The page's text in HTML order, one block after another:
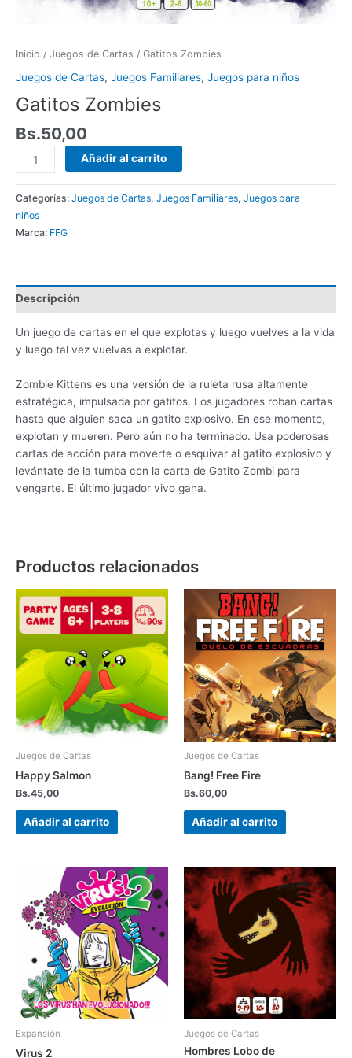
Inicio / Juegos de Cartas / Gatitos Zombies
Juegos de Cartas, Juegos Familiares, Juegos para niños
Gatitos Zombies
Bs.50,00
Añadir al carrito
Categorías: Juegos de Cartas, Juegos Familiares, Juegos para
niños
Marca: FFG
Descripción
Un juego de cartas en el que explotas y luego vuelves a la vida
y luego tal vez vuelvas a explotar.
Zombie Kittens es una versión de la ruleta rusa altamente
estratégica, impulsada por gatitos. Los jugadores roban cartas
hasta que alguien saca un gatito explosivo. En ese momento,
explotan y mueren. Pero aún no ha terminado. Usa poderosas
cartas de acción para moverte o esquivar al gatito explosivo y
levántate de la tumba con la carta de Gatito Zombi para
vengarte. El último jugador vivo gana.
Productos relacionados
Juegos de Cartas
Happy Salmon
Bs.45,00
Añadir al carrito
Juegos de Cartas
Bang! Free Fire
Bs.60,00
Añadir al carrito
Expansión
Virus 2
Juegos de Cartas
Hombres Lobo de